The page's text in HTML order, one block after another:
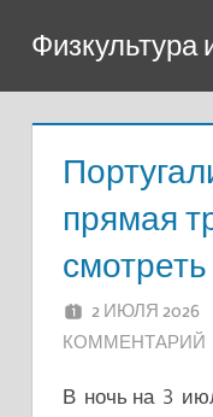
содержимому
прямая
2 ИЮЛЯ 2026
КОММЕНТАРИЙ
В ночь на 3